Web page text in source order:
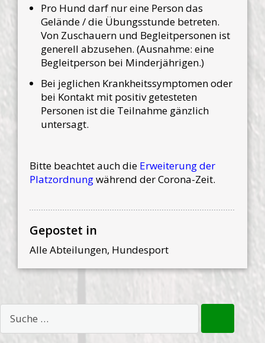
Pro Hund darf nur eine Person das
Gelände / die Übungsstunde betreten.
Von Zuschauern und Begleitpersonen ist
generell abzusehen. (Ausnahme: eine
Begleitperson bei Minderjährigen.)
Bei jeglichen Krankheitssymptomen oder
bei Kontakt mit positiv getesteten
Personen ist die Teilnahme gänzlich
untersagt.
Bitte beachtet auch die Erweiterung der
Platzordnungwährend der Corona-Zeit.
Gepostet in
Alle Abteilungen, Hundesport